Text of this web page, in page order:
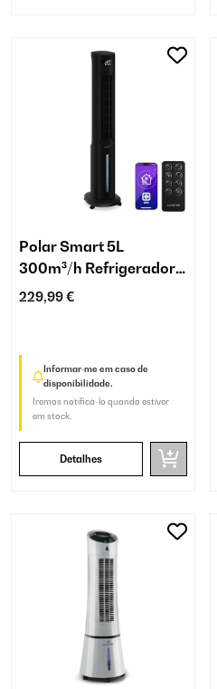
Polar Smart 5L
300m³/h Refrigerador
de Ar Preto
229,99 €
Informar-me em caso de
disponibilidade.
Iremos notificá-lo quando estiver
em stock.
Detalhes